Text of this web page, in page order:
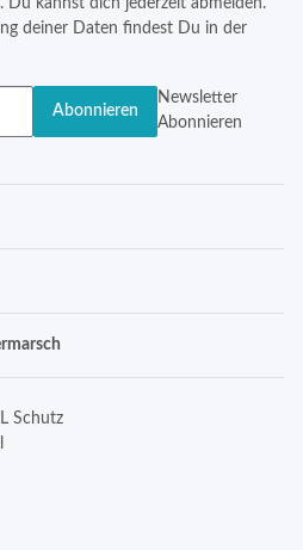
Du kannst dich jederzeit abmelden.
deiner Daten findest Du in der
Abonnieren
Newsletter
Abonnieren